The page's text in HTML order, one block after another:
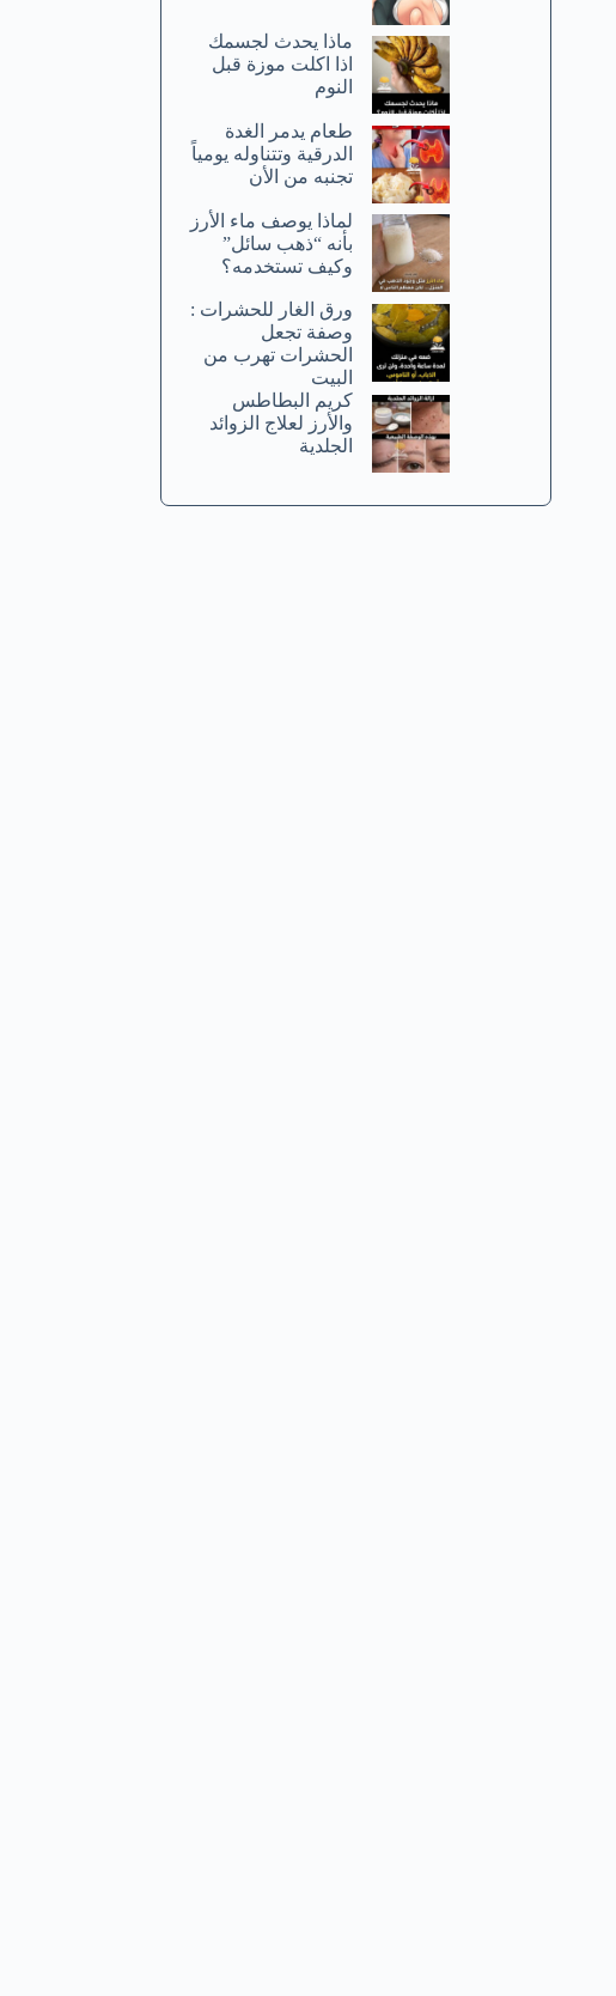
ماذا يحدث لجسمك
اذا اكلت موزة قبل
النوم
طعام يدمر الغدة
الدرقية وتتناوله يومياً
تجنبه من الأن
لماذا يوصف ماء الأرز
بأنه “ذهب سائل”
وكيف تستخدمه؟
ورق الغار للحشرات :
وصفة تجعل
الحشرات تهرب من
البيت
كريم البطاطس
والأرز لعلاج الزوائد
الجلدية